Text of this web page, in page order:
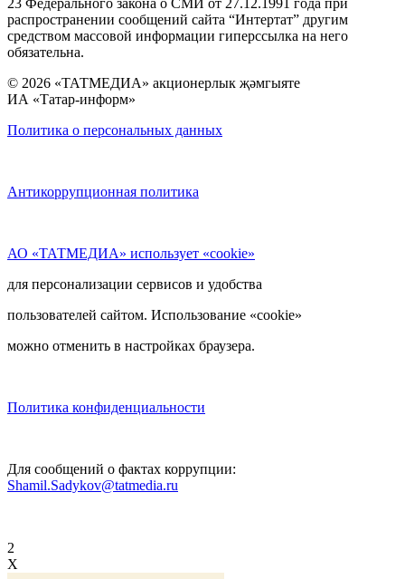
распространении сообщений сайта “Интертат” другим
средством массовой информации гиперссылка на него
обязательна.
© 2026 «ТАТМЕДИА» акционерлык җәмгыяте
ИА «Татар-информ»
Политика о персональных данных
Антикоррупционная политика
АО «ТАТМЕДИА» использует «cookie»
для персонализации сервисов и удобства
пользователей сайтом. Использование «cookie»
можно отменить в настройках браузера.
Политика конфиденциальности
Для сообщений о фактах коррупции:
Shamil.Sadykov@tatmedia.ru
2
X